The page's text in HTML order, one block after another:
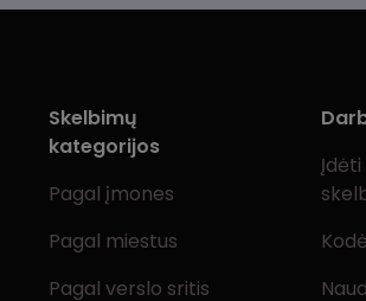
Skelbimų
kategorijos
Pagal įmones
Pagal miestus
Pagal verslo sritis